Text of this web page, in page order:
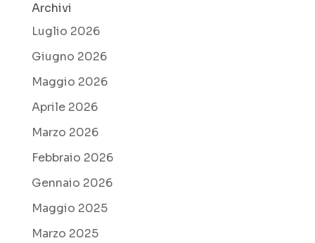
Archivi
Luglio 2026
Giugno 2026
Maggio 2026
Aprile 2026
Marzo 2026
Febbraio 2026
Gennaio 2026
Maggio 2025
Marzo 2025